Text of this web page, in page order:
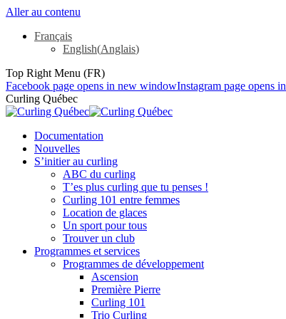
Aller au contenu
Français
English(Anglais)
Top Right Menu (FR)
Facebook page opens in new windowInstagram page opens
Curling Québec
Documentation
Nouvelles
S’initier au curling
ABC du curling
T’es plus curling que tu penses !
Curling 101 entre femmes
Location de glaces
Un sport pour tous
Trouver un club
Programmes et services
Programmes de développement
Ascension
Première Pierre
Curling 101
Trio Curling